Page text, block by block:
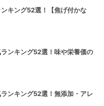
キング52選！【焦げ付かな
ンキング52選！味や栄養価の
ンキング52選！無添加・アレ